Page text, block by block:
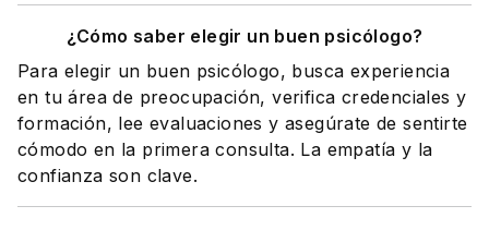
¿Cómo saber elegir un buen psicólogo?
Para elegir un buen psicólogo, busca experiencia
en tu área de preocupación, verifica credenciales y
formación, lee evaluaciones y asegúrate de sentirte
cómodo en la primera consulta. La empatía y la
confianza son clave.